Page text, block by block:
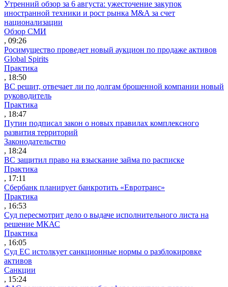
Утренний обзор за 6 августа: ужесточение закупок
иностранной техники и рост рынка M&A за счет
национализации
Обзор СМИ
, 09:26
Росимущество проведет новый аукцион по продаже активов
Global Spirits
Практика
, 18:50
ВС решит, отвечает ли по долгам брошенной компании новый
руководитель
Практика
, 18:47
Путин подписал закон о новых правилах комплексного
развития территорий
Законодательство
, 18:24
ВС защитил право на взыскание займа по расписке
Практика
, 17:11
Сбербанк планирует банкротить «Евротранс»
Практика
, 16:53
Суд пересмотрит дело о выдаче исполнительного листа на
решение МКАС
Практика
, 16:05
Суд ЕС истолкует санкционные нормы о разблокировке
активов
Санкции
, 15:24